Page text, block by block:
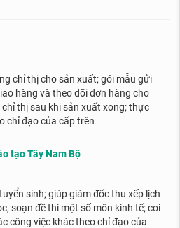
chỉ thị cho sản xuất; gói mẫu gửi
hàng và theo dõi đơn hàng cho
thị sau khi sản xuất xong; thực
chỉ đạo của cấp trên
tạo Tây Nam Bộ
sinh; giúp giám đốc thu xếp lịch
soạn đề thi một số môn kinh tế; coi
công việc khác theo chỉ đạo của